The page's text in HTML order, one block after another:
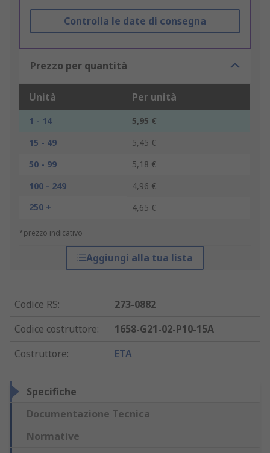
Controlla le date di consegna
Prezzo per quantità
Unità Per unità
1 - 14
5,95 €
15 - 49
5,45 €
50 - 99
5,18 €
100 - 249
4,96 €
250 +
4,65 €
*prezzo indicativo
Aggiungi alla tua lista
Codice RS:
273-0882
Codice costruttore:
1658-G21-02-P10-15A
Costruttore: ETA
Specifiche
Documentazione Tecnica
Normative